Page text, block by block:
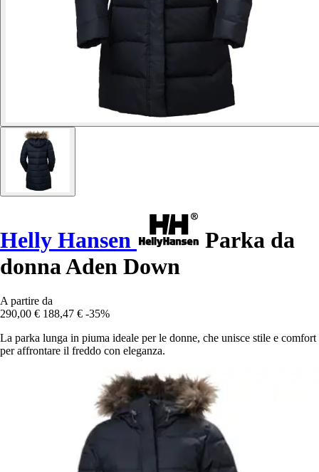
Helly Hansen
Parka da
donna Aden Down
A partire da
290,00 € 188,47 € -35%
La parka lunga in piuma ideale per le donne, che unisce stile e comfort
per affrontare il freddo con eleganza.